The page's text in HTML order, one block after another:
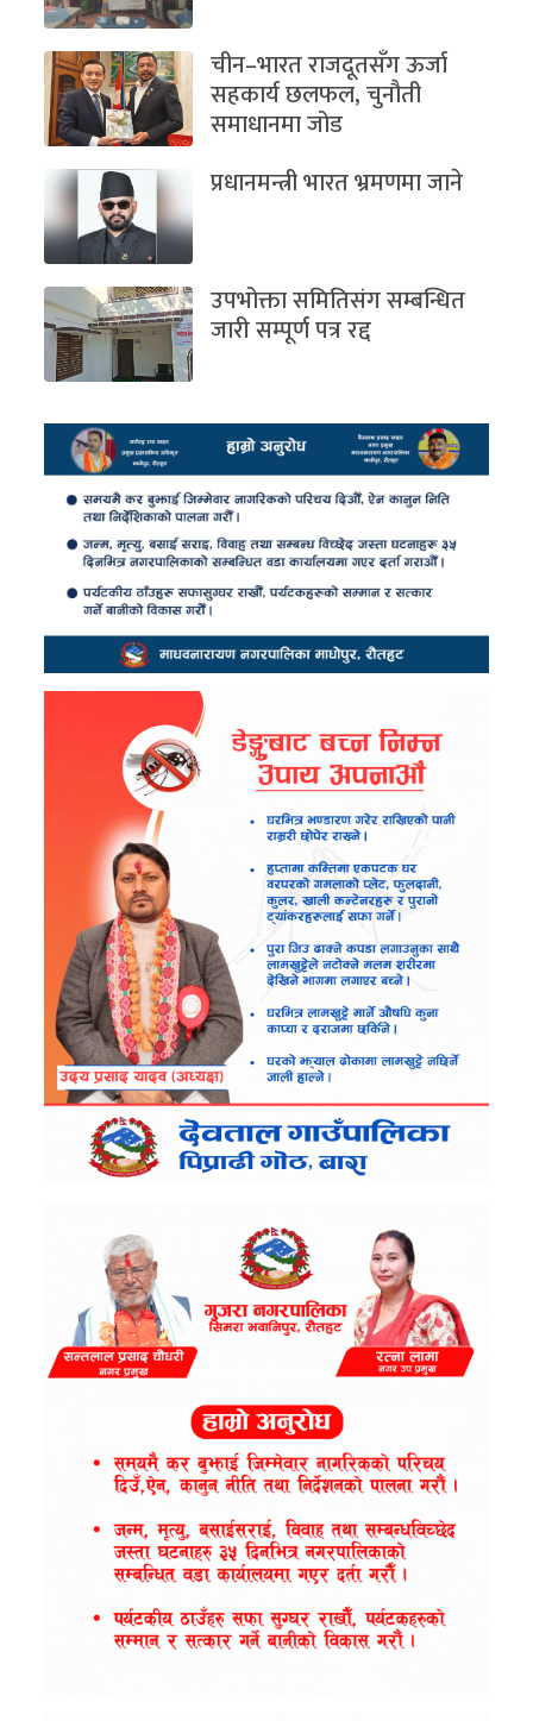
चीन–भारत राजदूतसँग ऊर्जा
सहकार्य छलफल, चुनौती
समाधानमा जोड
प्रधानमन्त्री भारत भ्रमणमा जाने
उपभोक्ता समितिसंग सम्बन्धित
जारी सम्पूर्ण पत्र रद्द